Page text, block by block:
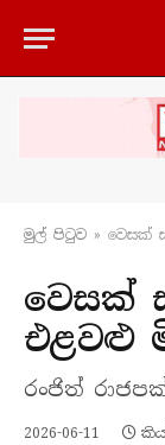
මුල් පිටු​ව » වෙසක්
වෙසක්
එළවළු
රංජිත්
2026-06-11